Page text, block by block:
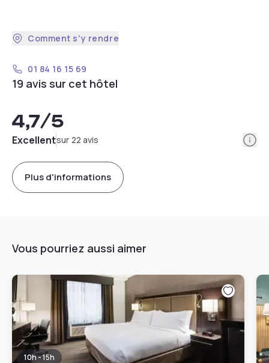
Comment s'y rendre
01 84 16 15 69
19 avis sur cet hôtel
4,7/5
Excellentsur 22 avis
Plus d'informations
Vous pourriez aussi aimer
10h - 15h